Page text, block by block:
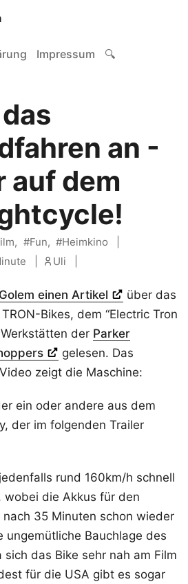
Impressum 🔍
an -
auf dem
Fun
Heimkino
Uli
Golem einen Artikel
über das
Bikes, dem “Electric Tron
der Parker
gelesen. Das
zeigt die Maschine:
ein oder andere aus dem
der im folgenden Trailer
rund 160km/h schnell
wobei die Akkus für den
35 Minuten schon wieder
ungemütliche Bauchlage des
das Bike sehr nah am Film
für die USA gibt es sogar